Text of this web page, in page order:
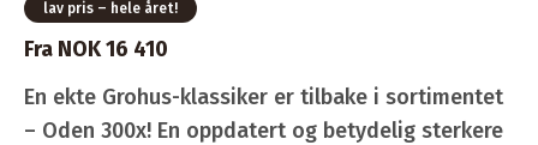
lav pris – hele året!
Fra NOK 16 410
En ekte Grohus-klassiker er tilbake i sortimentet
– Oden 300x! En oppdatert og betydelig sterkere